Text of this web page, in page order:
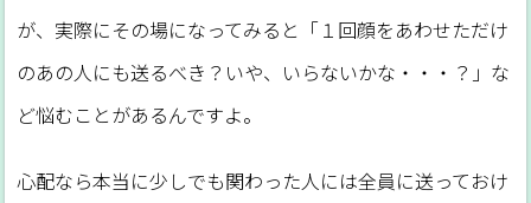
が、実際にその場になってみると「１回顔をあわせただけ
のあの人にも送るべき？いや、いらないかな・・・？」な
ど悩むことがあるんですよ。
心配なら本当に少しでも関わった人には全員に送っておけ